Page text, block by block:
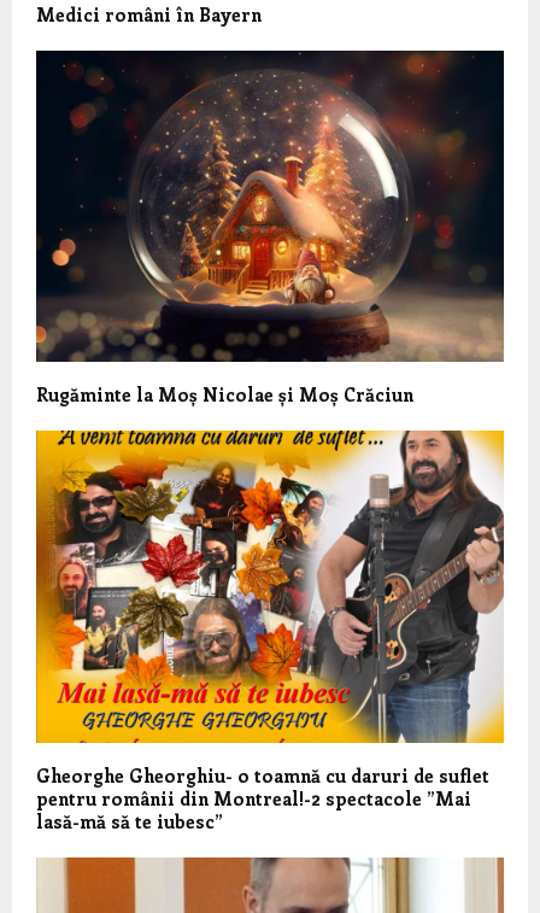
Medici români în Bayern
Rugăminte la Moș Nicolae și Moș Crăciun
Gheorghe Gheorghiu- o toamnă cu daruri de suflet
pentru românii din Montreal!-2 spectacole ”Mai
lasă-mă să te iubesc”